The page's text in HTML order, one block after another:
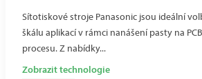
Sítotiskové stroje Panasonic jsou ideální
škálu aplikací v rámci nanášení pasty na
procesu. Z nabídky...
Zobrazit technologie